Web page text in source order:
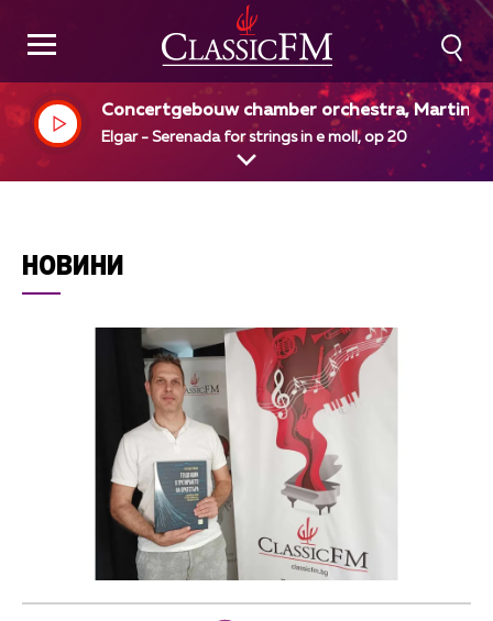
Concertgebouw chamber orchestra, Martin
nteleev, dir
Elgar - Serenada for strings in e moll, op 20
НОВИНИ